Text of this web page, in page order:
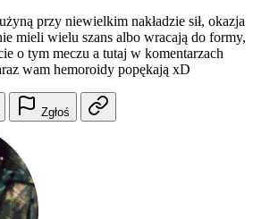
przy niewielkim nakładzie sił, okazja
mieli wielu szans albo wracają do formy,
o tym meczu a tutaj w komentarzach
wam hemoroidy popękają xD
Zgłoś